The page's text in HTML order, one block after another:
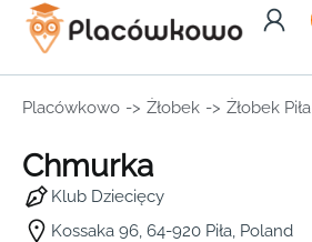
Placówkowo -> Żłobek -> Żłobek Piła
Chmurka
Klub Dziecięcy
Kossaka 96, 64-920 Piła, Poland